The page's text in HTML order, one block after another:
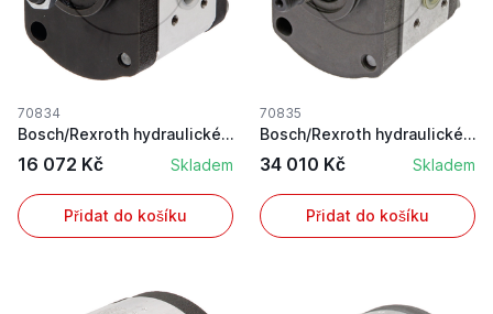
70834
Bosch/Rexroth hydraulické čerpadlo pro Fendt na...
16 072 Kč Skladem
Přidat do košíku
70835
Bosch/Rexroth hydraulické čerpadlo s výkonem 5,...
34 010 Kč Skladem
Přidat do košíku